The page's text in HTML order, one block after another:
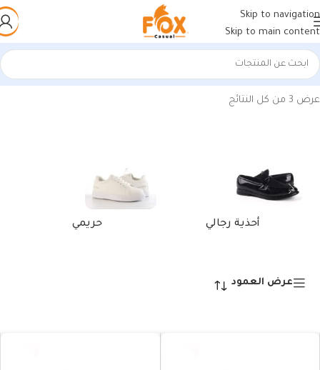
Skip to navigation
Skip to main content
الرئيسية/منتجات تحت الوسم “كوتش أديداس أحمر وأبيض”
عرض ⁦3⁩ من كل النتائج
أحذية رجالي حريمي
عرض العمود